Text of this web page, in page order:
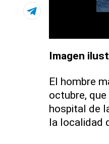
Imagen
El hombre
octubre,
hospital de
la localidad